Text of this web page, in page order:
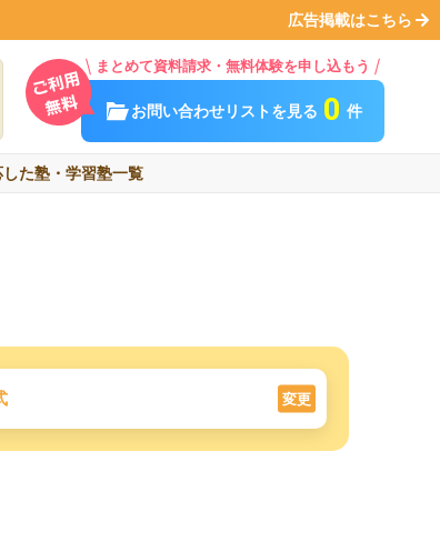
広告掲載はこちら
まとめて資料請求・無料体験を申し込もう
お問い合わせリストを見る 0 件
た塾・学習塾一覧
変更